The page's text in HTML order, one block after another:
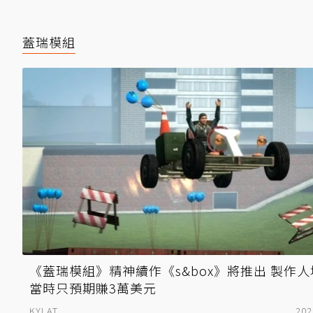
蓋瑞模組
《蓋瑞模組》精神續作《s&box》將推出 製作
當時只預期賺3萬美元
KYLAT